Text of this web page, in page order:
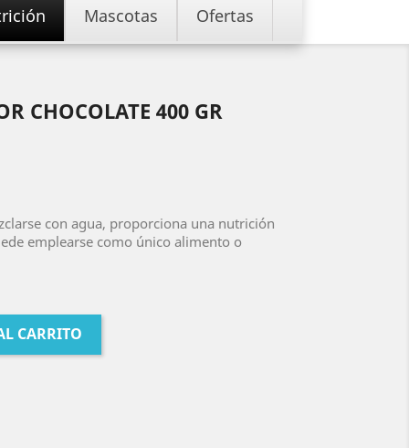
Mascotas Ofertas
CHOCOLATE 400 GR
con agua, proporciona una nutrición
emplearse como único alimento o
CARRITO